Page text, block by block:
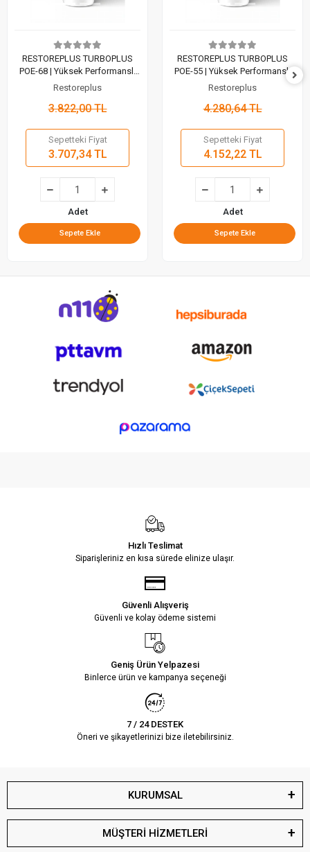
RESTOREPLUS TURBOPLUS
POE-68 | Yüksek Performanslı
Tam Sentetik Kompresör Yağı
(1 Lt)
Restoreplus
3.822,00 TL
Sepetteki Fiyat
3.707,34 TL
Adet
Sepete Ekle
RESTOREPLUS TURBOPLUS
POE-55 | Yüksek Performanslı
Tam Sentetik Kompresör Yağı
(1 Lt)
Restoreplus
4.280,64 TL
Sepetteki Fiyat
4.152,22 TL
Adet
Sepete Ekle
Hızlı Teslimat
Siparişleriniz en kısa sürede elinize ulaşır.
Güvenli Alışveriş
Güvenli ve kolay ödeme sistemi
Geniş Ürün Yelpazesi
Binlerce ürün ve kampanya seçeneği
7 / 24 DESTEK
Öneri ve şikayetlerinizi bize iletebilirsiniz.
KURUMSAL
MÜŞTERİ HİZMETLERİ